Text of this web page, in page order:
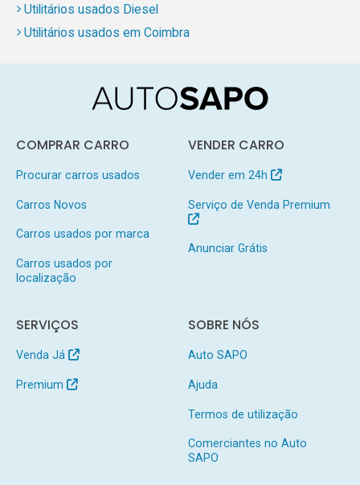
Utilitários usados Diesel
Utilitários usados em Coimbra
COMPRAR CARRO
Procurar carros usados
Carros Novos
Carros usados por marca
Carros usados por
localização
VENDER CARRO
Vender em 24h
Serviço de Venda Premium
Anunciar Grátis
SERVIÇOS
Venda Já
Premium
SOBRE NÓS
Auto SAPO
Ajuda
Termos de utilização
Comerciantes no Auto
SAPO